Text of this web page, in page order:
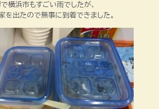
横浜市もすごい雨でしたが、
を出たので無事に到着できました。